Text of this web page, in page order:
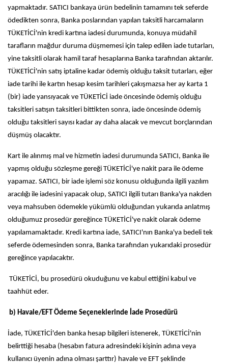
yapmaktadır. SATICI bankaya ürün bedelinin tamamını tek seferde
ödedikten sonra, Banka poslarından yapılan taksitli harcamaların
TÜKETİCİ'nin kredi kartına iadesi durumunda, konuya müdahil
tarafların mağdur duruma düşmemesi için talep edilen iade tutarları,
yine taksitli olarak hamil taraf hesaplarına Banka tarafından aktarılır.
TÜKETİCİ'nin satış iptaline kadar ödemiş olduğu taksit tutarları, eğer
iade tarihi ile kartın hesap kesim tarihleri çakışmazsa her ay karta 1
(bir) iade yansıyacak ve TÜKETİCİ iade öncesinde ödemiş olduğu
taksitleri satışın taksitleri bittikten sonra, iade öncesinde ödemiş
olduğu taksitleri sayısı kadar ay daha alacak ve mevcut borçlarından
düşmüş olacaktır.
Kart ile alınmış mal ve hizmetin iadesi durumunda SATICI, Banka ile
yapmış olduğu sözleşme gereği TÜKETİCİ'ye nakit para ile ödeme
yapamaz. SATICI, bir iade işlemi söz konusu olduğunda ilgili yazılım
aracılığı ile iadesini yapacak olup, SATICI ilgili tutarı Banka'ya nakden
veya mahsuben ödemekle yükümlü olduğundan yukarıda anlatmış
olduğumuz prosedür gereğince TÜKETİCİ'ye nakit olarak ödeme
yapılamamaktadır. Kredi kartına iade, SATICI'nın Banka'ya bedeli tek
seferde ödemesinden sonra, Banka tarafından yukarıdaki prosedür
gereğince yapılacaktır.
TÜKETİCİ, bu prosedürü okuduğunu ve kabul ettiğini kabul ve
taahhüt eder.
b) Havale/EFT Ödeme Seçeneklerinde İade Prosedürü
İade, TÜKETİCİ'den banka hesap bilgileri istenerek, TÜKETİCİ'nin
belirttiği hesaba (hesabın fatura adresindeki kişinin adına veya
kullanıcı üyenin adına olması şarttır) havale ve EFT şeklinde